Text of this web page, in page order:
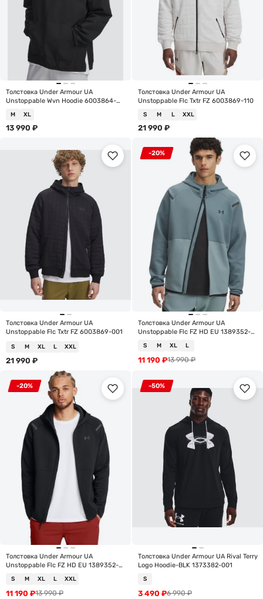
Толстовка Under Armour UA
Unstoppable Wvn Hoodie 6003864-
M XL
13 990 ₽
Толстовка Under Armour UA
Unstoppable Flc Txtr FZ 6003869-110
S M L XXL
21 990 ₽
Толстовка Under Armour UA
Unstoppable Flc Txtr FZ 6003869-001
S M XL L XXL
21 990 ₽
-20%
Толстовка Under Armour UA
Unstoppable Flc FZ HD EU 1389352-
S M XL L
13 990₽
11 190 ₽
-20%
Толстовка Under Armour UA
Unstoppable Flc FZ HD EU 1389352-
S M XL L XXL
13 990₽
11 190 ₽
-50%
Толстовка Under Armour UA Rival Terry
Logo Hoodie-BLK 1373382-001
S
6 990₽
3 490 ₽